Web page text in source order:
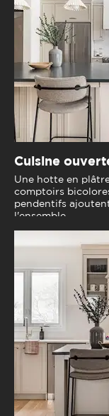
Cuisine
Une hotte en
comptoirs
pendentifs
l'ensemble.